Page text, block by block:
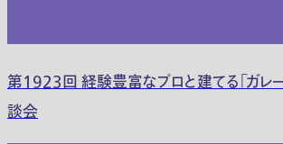
第1923回 経験豊富なプロと建てる「ガレ
談会